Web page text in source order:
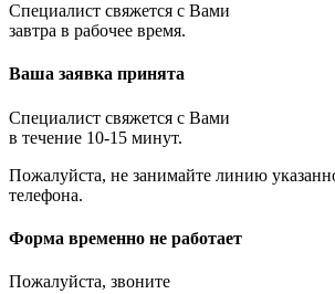
Специалист свяжется с Вами
завтра в рабочее время.
Ваша заявка принята
Специалист свяжется с Вами
в течение 10-15 минут.
Пожалуйста, не занимайте линию
телефона.
Форма временно не работает
Пожалуйста, звоните